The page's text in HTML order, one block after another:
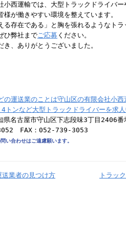
小西運輸では、大型トラックドライバ
様が働きやすい環境を整えています。
る存在である」と胸を張れるようなト
ひ弊社までご応募 ください。
き、ありがとうございました。
の運送業のことは守山区の有限会社小西
トンなど大型トラックドライバーを求人
名古屋市守山区下志段味3丁目2406番
FAX：052-739-3053
い合わせはご遠慮願います。
業者の見つけ方 トラッ